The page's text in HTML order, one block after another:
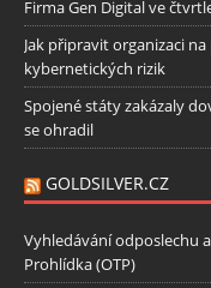
Firma Gen Digital ve
Jak připravit organizaci
kybernetických rizik
Spojené státy zakázaly
se ohradil
GOLDSILVER.CZ
Vyhledávání odposlechu
Prohlídka (OTP)